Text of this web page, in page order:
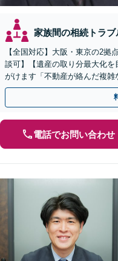
家族間の相続トラブ
【全国対応】大阪・東京の2拠
談可】【遺産の取り分最大化
がけます「不動産が絡んだ複
執行／事業承継など、お任せ
電話でお問い合わせ